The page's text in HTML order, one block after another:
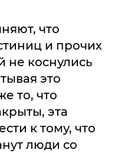
что
и прочих
не коснулись
это
то, что
эта
к тому, что
люди со